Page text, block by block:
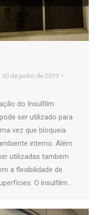
30 de junho de 2019
do Insulfilm
ser utilizado para
vez que bloqueia
interno. Além
utilizadas também
a flexibilidade de
O insulfilm…